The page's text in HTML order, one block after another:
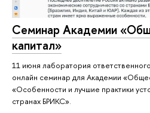
Семинар Академии
капитал»
11 июня лаборатория
онлайн семинар для Академии
«Особенности и лучшие практики
странах БРИКС».